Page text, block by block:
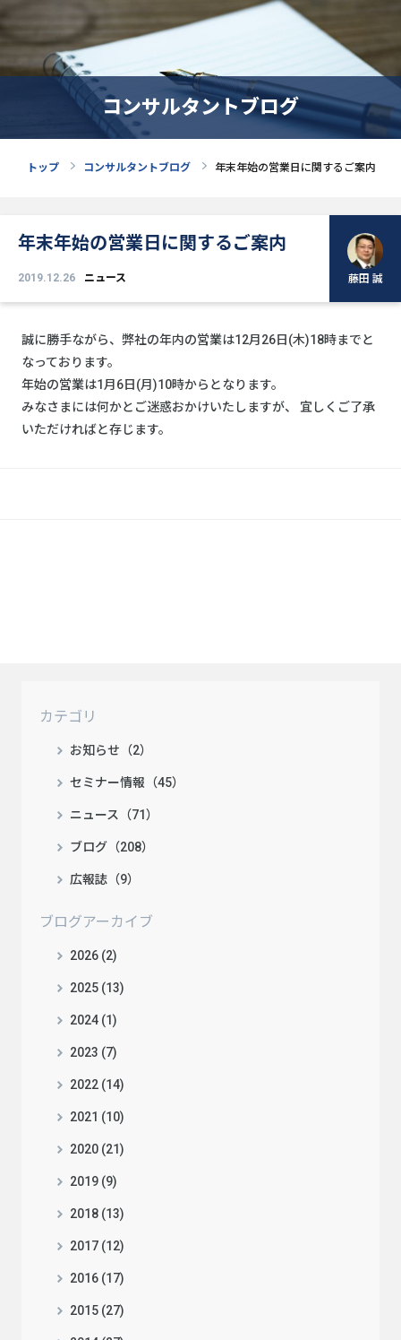
コンサルタントブログ
トップ コンサルタントブログ 年末年始の営業日に関するご案内
年末年始の営業日に関するご案内
2019.12.26 ニュース 藤田 誠
誠に勝手ながら、弊社の年内の営業は12月26日(木)18時までと
なっております。
年始の営業は1月6日(月)10時からとなります。
みなさまには何かとご迷惑おかけいたしますが、 宜しくご了承
いただければと存じます。
カテゴリ
お知らせ（2）
セミナー情報（45）
ニュース（71）
ブログ（208）
広報誌（9）
ブログアーカイブ
2026 (2)
2025 (13)
2024 (1)
2023 (7)
2022 (14)
2021 (10)
2020 (21)
2019 (9)
2018 (13)
2017 (12)
2016 (17)
2015 (27)